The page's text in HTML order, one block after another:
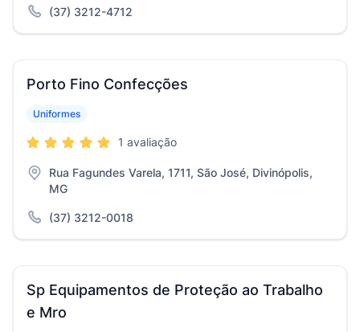
(37) 3212-4712
Porto Fino Confecções
Uniformes
1 avaliação
Rua Fagundes Varela, 1711, São José, Divinópolis,
MG
(37) 3212-0018
Sp Equipamentos de Proteção ao Trabalho
e Mro